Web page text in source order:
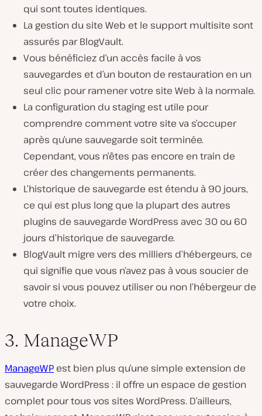
qui sont toutes identiques.
La gestion du site Web et le support multisite sont
assurés par BlogVault.
Vous bénéficiez d’un accès facile à vos
sauvegardes et d’un bouton de restauration en un
seul clic pour ramener votre site Web à la normale.
La configuration du staging est utile pour
comprendre comment votre site va s’occuper
après qu’une sauvegarde soit terminée.
Cependant, vous n’êtes pas encore en train de
créer des changements permanents.
L’historique de sauvegarde est étendu à 90 jours,
ce qui est plus long que la plupart des autres
plugins de sauvegarde WordPress avec 30 ou 60
jours d’historique de sauvegarde.
BlogVault migre vers des milliers d’hébergeurs, ce
qui signifie que vous n’avez pas à vous soucier de
savoir si vous pouvez utiliser ou non l’hébergeur de
votre choix.
3. ManageWP
ManageWP est bien plus qu’une simple extension de
sauvegarde WordPress : il offre un espace de gestion
complet pour tous vos sites WordPress. D’ailleurs,